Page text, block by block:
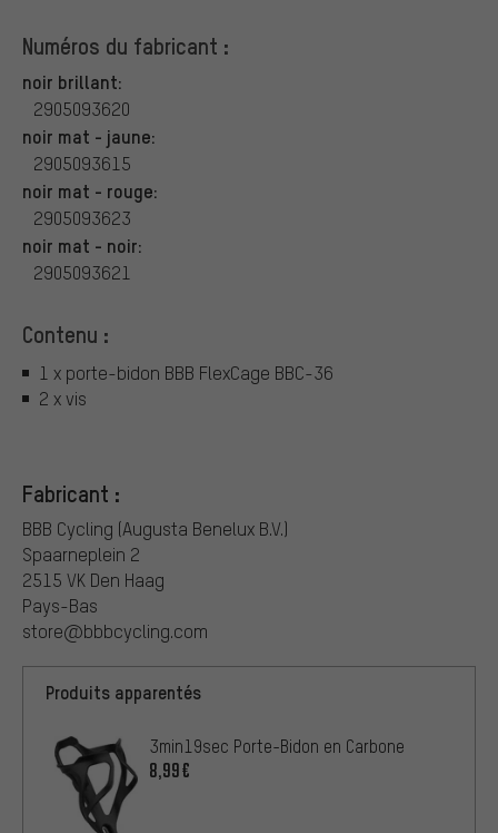
Numéros du fabricant :
noir brillant:
2905093620
noir mat - jaune:
2905093615
noir mat - rouge:
2905093623
noir mat - noir:
2905093621
Contenu :
1 x porte-bidon BBB FlexCage BBC-36
2 x vis
Fabricant :
BBB Cycling (Augusta Benelux B.V.)
Spaarneplein 2
2515 VK Den Haag
Pays-Bas
store@bbbcycling.com
Produits apparentés
3min19sec Porte-Bidon en Carbone
8,99€